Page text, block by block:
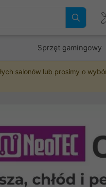
Sprzęt gamingowy
salonów lub prosimy o